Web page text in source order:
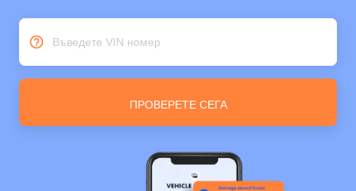
Въведете VIN номер
ПРОВЕРЕТЕ СЕГА